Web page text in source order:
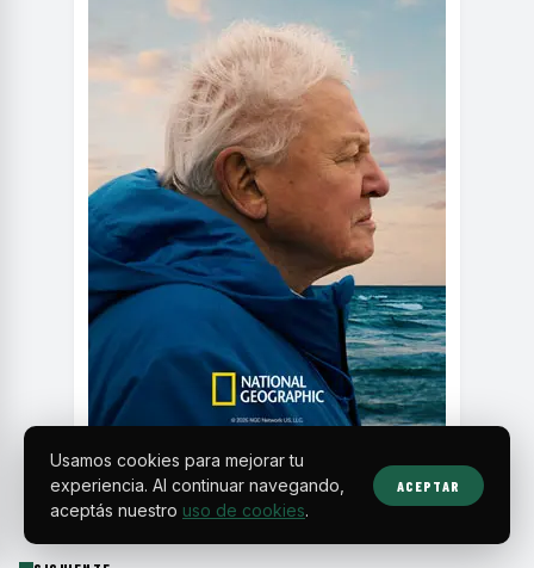
Usamos cookies para mejorar tu
experiencia. Al continuar navegando,
aceptás nuestro uso de cookies.
ACEPTAR